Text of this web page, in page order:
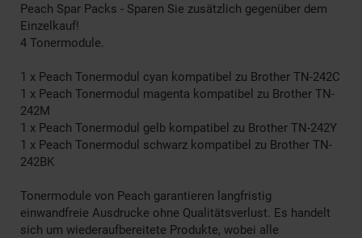
Peach Spar Packs - Sparen Sie zusätzlich gegenüber dem
Einzelkauf!
4 Tonermodule.
1 x Peach Tonermodul cyan kompatibel zu Brother TN-242C
1 x Peach Tonermodul magenta kompatibel zu Brother TN-
242M
1 x Peach Tonermodul gelb kompatibel zu Brother TN-242Y
1 x Peach Tonermodul schwarz kompatibel zu Brother TN-
242BK
Tonermodule von Peach garantieren langfristig
einwandfreie Ausdrucke ohne Qualitätsverlust. Es handelt
sich um wiederaufbereitete Produkte, wobei alle